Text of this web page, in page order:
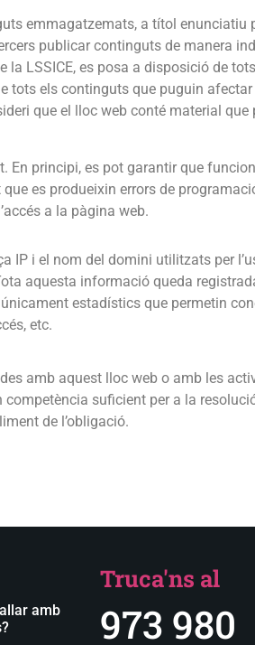
emmagatzemats, a títol
publicar continguts de manera
LSSICE, es posa a disposició de
tots els continguts que puguin
que el lloc web conté material
principi, es pot garantir que
es produeixin errors de
a la pàgina web.
IP i el nom del domini utilitzats per
aquesta informació queda
estadístics que permetin
etc.
amb aquest lloc web o amb les
suficient per a la
de l’obligació.
amb
Truca'ns al
973 980